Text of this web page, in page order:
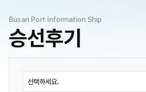
Busan Port Information Ship
승선후기